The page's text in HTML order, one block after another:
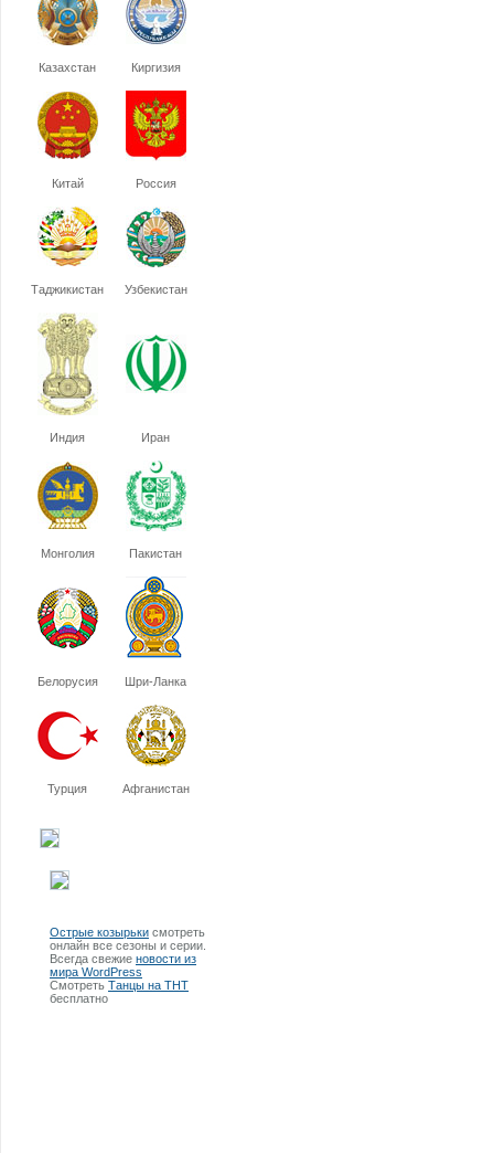
Казахстан Киргизия
Китай Россия
Таджикистан Узбекистан
Индия Иран
Монголия Пакистан
Белорусия Шри-Ланка
Турция Афганистан
Острые козырьки смотреть
онлайн все сезоны и серии.
Всегда свежие новости из
мира WordPress
Смотреть Танцы на ТНТ
бесплатно